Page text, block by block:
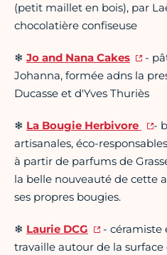
(petit maillet en bois), par
chocolatière confiseuse
❄ Jo and Nana Cakes
-
Johanna, formée adns la
Ducasse et d'Yves Thuriès
❄ La Bougie Herbivore
-
artisanales, éco-
à partir de parfums de
la belle nouveauté de cette
ses propres bougies.
❄ Laurie DCG
- céramiste
travaille autour de la